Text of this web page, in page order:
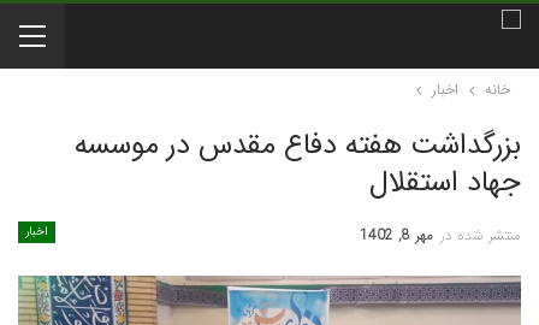
خانه اخبار
بزرگداشت هفته دفاع مقدس در موسسه
جهاد استقلال
اخبار منتشر شده در مهر 8, 1402